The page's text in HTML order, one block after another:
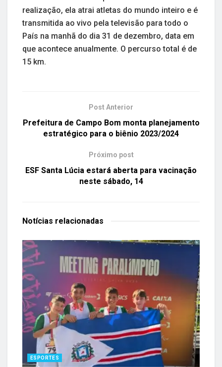
realização, ela atrai atletas do mundo inteiro e é
transmitida ao vivo pela televisão para todo o
País na manhã do dia 31 de dezembro, data em
que acontece anualmente. O percurso total é de
15 km.
Post Anterior
Prefeitura de Campo Bom monta planejamento
estratégico para o biênio 2023/2024
Próximo post
ESF Santa Lúcia estará aberta para vacinação
neste sábado, 14
Notícias relacionadas
ESPORTES